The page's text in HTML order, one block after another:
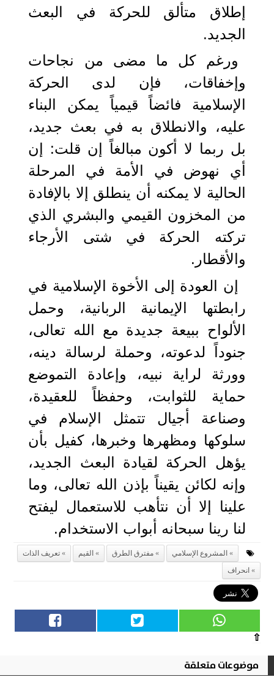
إطلاق متألق للحركة في البعث
الجديد.
ورغم كل ما مضى من نجاحات
وإخفاقات، فإن لدى الحركة
الإسلامية فائضاً قيمياً يمكن البناء
عليه، والانطلاق به في بعث جديد،
بل ربما لا أكون مبالغاً إن قلت: إن
أي نهوض في الأمة في المرحلة
الحالية لا يمكنه أن ينطلق إلا بالإفادة
من المخزون القيمي والبشري الذي
تركته الحركة في شتى الأرجاء
والأقطار.
إن العودة إلى الأخوة الإسلامية في
رابطتها الإيمانية الربانية، وحمل
الألواح ببيعة جديدة مع الله تعالى،
جنوداً لدعوته، وحملة لرسالة دينه،
وورثة لراية نبيه، وإعادة التموضع
حماية للثوابت، وحفظاً للعقيدة،
وصناعة أجيال تتمثل الإسلام في
سلوكها ومظهرها وخبرها، كفيل بأن
يؤهل الحركة لقيادة البعث الجديد،
وإنه لكائن يقيناً بإذن الله تعالى، وما
علينا إلا أن نتأهب للاستعمال ليفتح
لنا رينا سبحانه أبواب الاستخدام.
المشروع الإسلامي مفترق الطرق القيم
تعريف الذات
انحراف
⇧
موضوعات متعلقة